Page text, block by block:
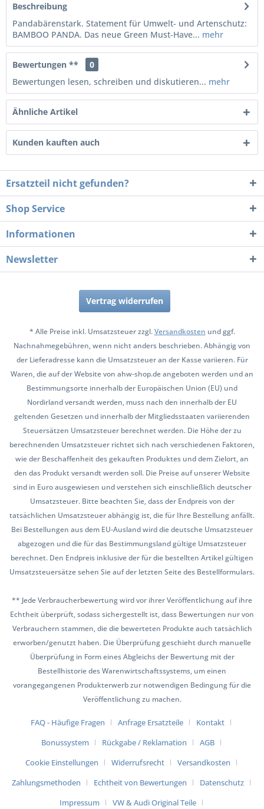
Beschreibung
Pandabärenstark. Statement für Umwelt- und Artenschutz:
BAMBOO PANDA. Das neue Green Must-Have... mehr
Bewertungen **
0
Bewertungen lesen, schreiben und diskutieren... mehr
Ähnliche Artikel
Kunden kauften auch
Ersatzteil nicht gefunden?
Shop Service
Informationen
Newsletter
Vertrag widerrufen
* Alle Preise inkl. Umsatzsteuer zzgl.Versandkosten und ggf.
Nachnahmegebühren, wenn nicht anders beschrieben. Abhängig von
der Lieferadresse kann die Umsatzsteuer an der Kasse variieren. Für
Waren, die auf der Website von ahw-shop.de angeboten werden und an
Bestimmungsorte innerhalb der Europäischen Union (EU) und
Nordirland versandt werden, muss nach den innerhalb der EU
geltenden Gesetzen und innerhalb der Mitgliedsstaaten variierenden
Steuersätzen Umsatzsteuer berechnet werden. Die Höhe der zu
berechnenden Umsatzsteuer richtet sich nach verschiedenen Faktoren,
wie der Beschaffenheit des gekauften Produktes und dem Zielort, an
den das Produkt versandt werden soll. Die Preise auf unserer Website
sind in Euro ausgewiesen und verstehen sich einschließlich deutscher
Umsatzsteuer. Bitte beachten Sie, dass der Endpreis von der
tatsächlichen Umsatzsteuer abhängig ist, die für Ihre Bestellung anfällt.
Bei Bestellungen aus dem EU-Ausland wird die deutsche Umsatzsteuer
abgezogen und die für das Bestimmungsland gültige Umsatzsteuer
berechnet. Den Endpreis inklusive der für die bestellten Artikel gültigen
Umsatzsteuersätze sehen Sie auf der letzten Seite des Bestellformulars.
** Jede Verbraucherbewertung wird vor ihrer Veröffentlichung auf ihre
Echtheit überprüft, sodass sichergestellt ist, dass Bewertungen nur von
Verbrauchern stammen, die die bewerteten Produkte auch tatsächlich
erworben/genutzt haben. Die Überprüfung geschieht durch manuelle
Überprüfung in Form eines Abgleichs der Bewertung mit der
Bestellhistorie des Warenwirtschaftssystems, um einen
vorangegangenen Produkterwerb zur notwendigen Bedingung für die
Veröffentlichung zu machen.
FAQ - Häufige Fragen Anfrage Ersatzteile
Kontakt
Bonussystem
Rückgabe / Reklamation
AGB
Cookie Einstellungen
Widerrufsrecht
Versandkosten
Zahlungsmethoden
Echtheit von Bewertungen
Datenschutz
Impressum
VW & Audi Original Teile